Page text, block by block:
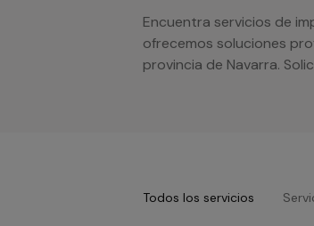
Encuentra servicios de
ofrecemos soluciones
provincia de Navarra.
Todos los servicios